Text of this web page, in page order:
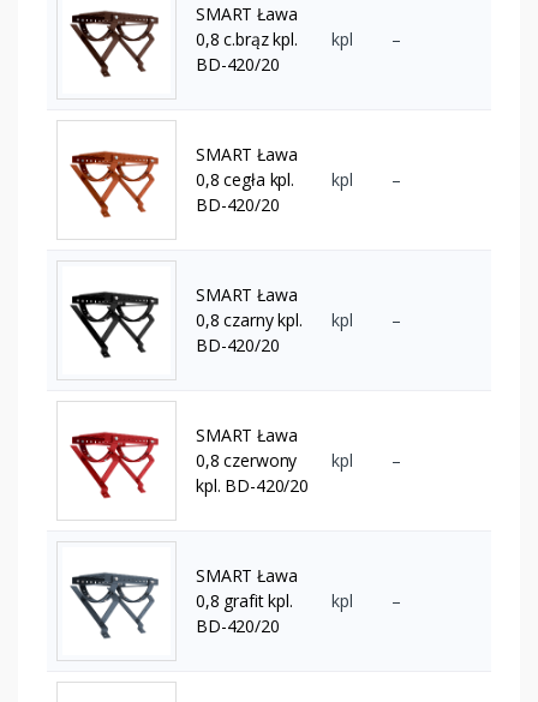
SMART Ława
0,8 c.brąz kpl.
BD-420/20
kpl –
SMART Ława
0,8 cegła kpl.
BD-420/20
kpl –
SMART Ława
0,8 czarny kpl.
BD-420/20
kpl –
SMART Ława
0,8 czerwony
kpl. BD-420/20
kpl –
SMART Ława
0,8 grafit kpl.
BD-420/20
kpl –